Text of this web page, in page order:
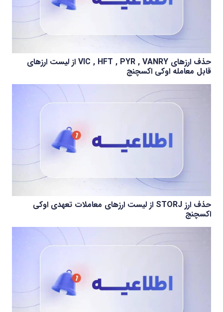
حذف ارزهای VIC , HFT , PYR , VANRY از لیست ارزهای
قابل معامله اوکی اکسچنج
حذف ارز STORJ از لیست ارزهای معاملات تعهدی اوکی
اکسچنج